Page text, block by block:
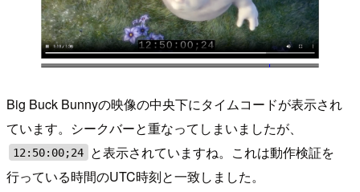
Big Buck Bunnyの映像の中央下にタイムコードが表示され
ています。シークバーと重なってしまいましたが、
12:50:00;24
と表示されていますね。これは動作検証を
行っている時間のUTC時刻と一致しました。